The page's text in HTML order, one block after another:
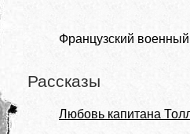
Французский
Рассказы
Любовь капитана